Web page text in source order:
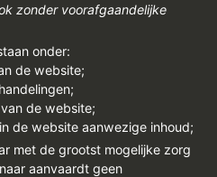
zonder voorafgaandelijke
onder:
de website;
de website;
de website aanwezige inhoud;
met de grootst mogelijke zorg
aanvaardt geen